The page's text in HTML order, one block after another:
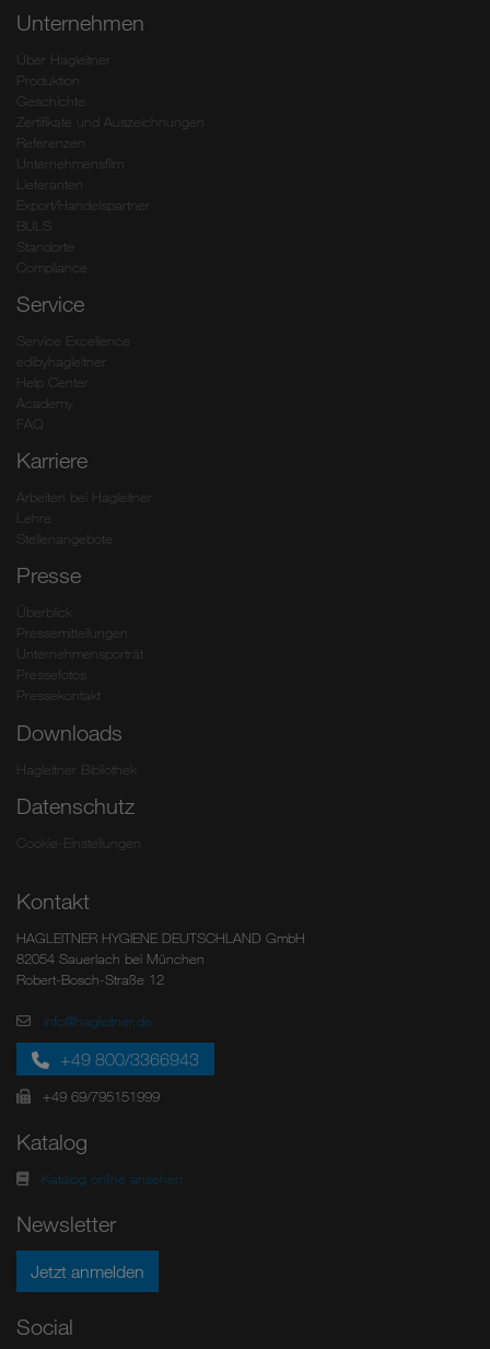
Unternehmen
Über Hagleitner
Produktion
Geschichte
Zertifikate und Auszeichnungen
Referenzen
Unternehmensfilm
Lieferanten
Export/Handelspartner
BULS
Standorte
Compliance
Service
Service Excellence
edibyhagleitner
Help Center
Academy
FAQ
Karriere
Arbeiten bei Hagleitner
Lehre
Stellenangebote
Presse
Überblick
Pressemitteilungen
Unternehmensporträt
Pressefotos
Pressekontakt
Downloads
Hagleitner Bibliothek
Datenschutz
Cookie-Einstellungen
Kontakt
HAGLEITNER HYGIENE DEUTSCHLAND GmbH
82054 Sauerlach bei München
Robert-Bosch-Straße 12
info@hagleitner.de
+49 800/3366943
+49 69/795151999
Katalog
Katalog online ansehen
Newsletter
Jetzt anmelden
Social